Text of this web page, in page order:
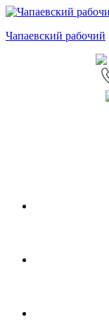
Перейти
содержимому
Чапаевский рабочий